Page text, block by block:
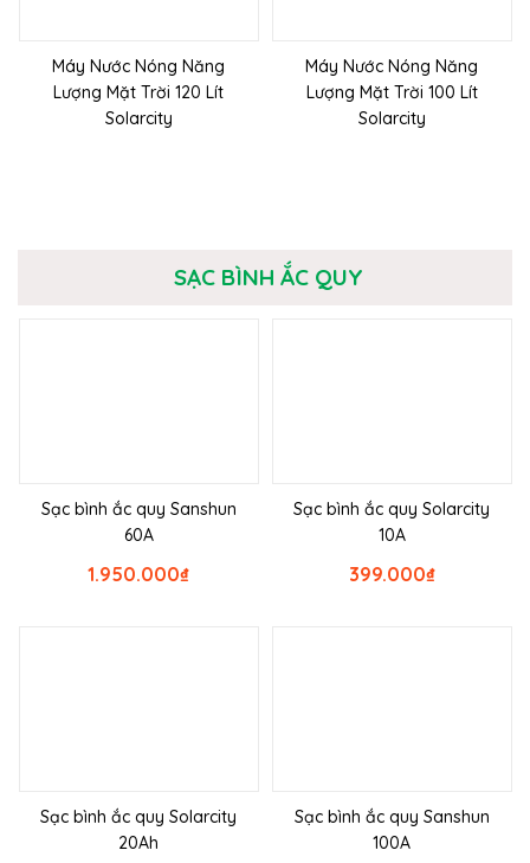
Máy Nước Nóng Năng
Lượng Mặt Trời 120 Lít
Solarcity
Máy Nước Nóng Năng
Lượng Mặt Trời 100 Lít
Solarcity
SẠC BÌNH ẮC QUY
Sạc bình ắc quy Sanshun
60A
₫
1.950.000
Sạc bình ắc quy Solarcity
10A
₫
399.000
Sạc bình ắc quy Solarcity
20Ah
Sạc bình ắc quy Sanshun
100A